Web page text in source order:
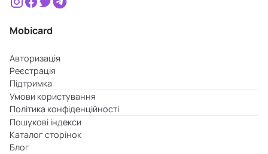
Mobicard
Авторизація
Реєстрація
Підтримка
Умови користування
Політика конфіденційності
Пошукові індекси
Каталог сторінок
Блог